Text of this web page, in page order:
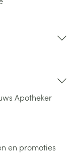
Apotheker
en promoties